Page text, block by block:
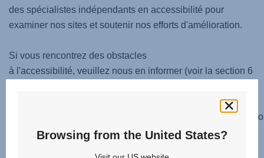
des spécialistes indépendants en accessibilité pour
examiner nos sites et soutenir nos efforts d'amélioration.
Si vous rencontrez des obstacles
à l'accessibilité, veuillez nous en informer (voir la section 6
et intégrer vos commentaires dans notre programme
4. Exigences techniques
Browsing from the United States?